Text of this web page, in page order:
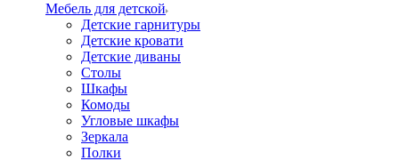
Мебель для детской
Детские гарнитуры
Детские кровати
Детские диваны
Столы
Шкафы
Комоды
Угловые шкафы
Зеркала
Полки